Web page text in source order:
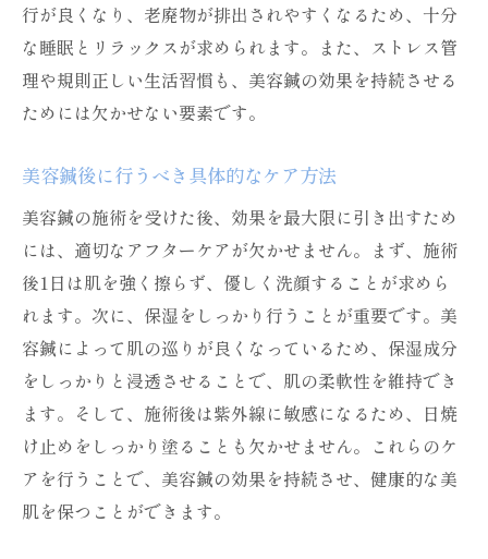
行が良くなり、老廃物が排出されやすくなるため、十分
な睡眠とリラックスが求められます。また、ストレス管
理や規則正しい生活習慣も、美容鍼の効果を持続させる
ためには欠かせない要素です。
美容鍼後に行うべき具体的なケア方法
美容鍼の施術を受けた後、効果を最大限に引き出すため
には、適切なアフターケアが欠かせません。まず、施術
後1日は肌を強く擦らず、優しく洗顔することが求めら
れます。次に、保湿をしっかり行うことが重要です。美
容鍼によって肌の巡りが良くなっているため、保湿成分
をしっかりと浸透させることで、肌の柔軟性を維持でき
ます。そして、施術後は紫外線に敏感になるため、日焼
け止めをしっかり塗ることも欠かせません。これらのケ
アを行うことで、美容鍼の効果を持続させ、健康的な美
肌を保つことができます。